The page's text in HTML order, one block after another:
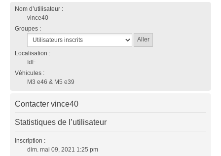
Nom d’utilisateur :
vince40
Groupes :
Localisation :
IdF
Véhicules :
M3 e46 & M5 e39
Contacter vince40
Statistiques de l’utilisateur
Inscription :
dim. mai 09, 2021 1:25 pm